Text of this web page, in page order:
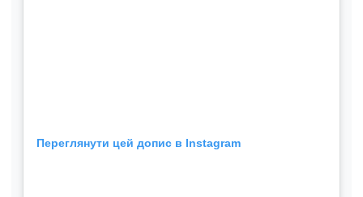
Переглянути цей допис в Instagram